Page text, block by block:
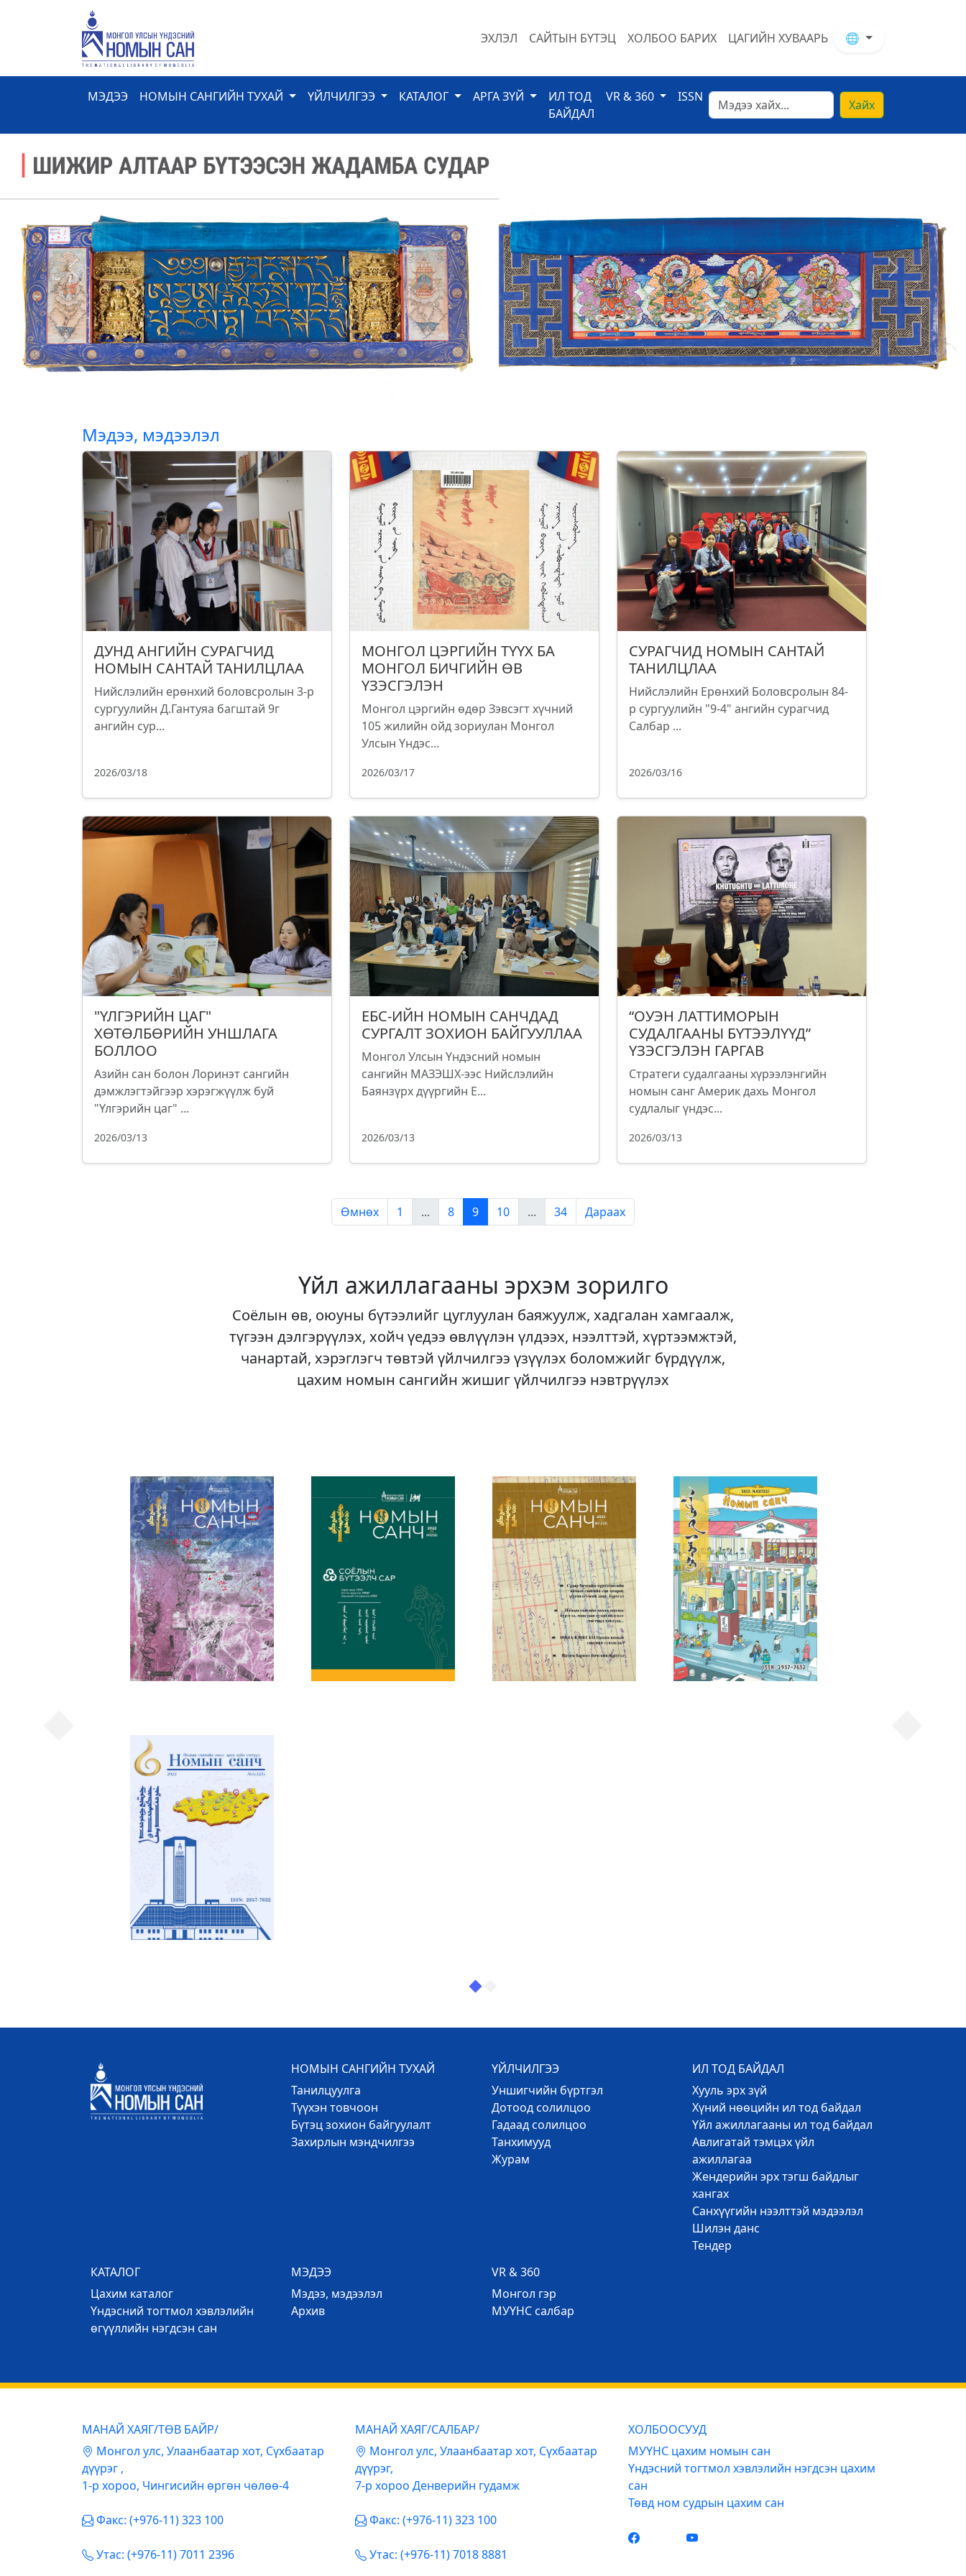
ЭХЛЭЛ САЙТЫН БҮТЭЦ ХОЛБОО БАРИХ ЦАГИЙН ХУВААРЬ 🌐
МЭДЭЭ НОМЫН САНГИЙН ТУХАЙ ҮЙЛЧИЛГЭЭ КАТАЛОГ АРГА ЗҮЙ
ИЛ ТОД
БАЙДАЛ
VR & 360 ISSN
Хайх
Previous Next
Мэдээ, мэдээлэл
ДУНД АНГИЙН СУРАГЧИД
НОМЫН САНТАЙ ТАНИЛЦЛАА
Нийслэлийн ерөнхий боловсролын 3-р
сургуулийн Д.Гантуяа багштай 9г
ангийн сур...
2026/03/18
МОНГОЛ ЦЭРГИЙН ТҮҮХ БА
МОНГОЛ БИЧГИЙН ӨВ
ҮЗЭСГЭЛЭН
Монгол цэргийн өдөр Зэвсэгт хүчний
105 жилийн ойд зориулан Монгол
Улсын Үндэс...
2026/03/17
СУРАГЧИД НОМЫН САНТАЙ
ТАНИЛЦЛАА
Нийслэлийн Ерөнхий Боловсролын 84-
р сургуулийн "9-4" ангийн сурагчид
Салбар ...
2026/03/16
"ҮЛГЭРИЙН ЦАГ"
ХӨТӨЛБӨРИЙН УНШЛАГА
БОЛЛОО
Азийн сан болон Лоринэт сангийн
дэмжлэгтэйгээр хэрэгжүүлж буй
"Үлгэрийн цаг" ...
2026/03/13
ЕБС-ИЙН НОМЫН САНЧДАД
СУРГАЛТ ЗОХИОН БАЙГУУЛЛАА
Монгол Улсын Үндэсний номын
сангийн МАЗЭШХ-ээс Нийслэлийн
Баянзүрх дүүргийн Е...
2026/03/13
“ОУЭН ЛАТТИМОРЫН
СУДАЛГААНЫ БҮТЭЭЛҮҮД”
ҮЗЭСГЭЛЭН ГАРГАВ
Стратеги судалгааны хүрээлэнгийн
номын санг Америк дахь Монгол
судлалыг үндэс...
2026/03/13
Өмнөх 1 ... 8 9 10 ... 34 Дараах
Үйл ажиллагааны эрхэм зорилго
Соёлын өв, оюуны бүтээлийг цуглуулан баяжуулж, хадгалан хамгаалж,
түгээн дэлгэрүүлэх, хойч үедээ өвлүүлэн үлдээх, нээлттэй, хүртээмжтэй,
чанартай, хэрэглэгч төвтэй үйлчилгээ үзүүлэх боломжийг бүрдүүлж,
цахим номын сангийн жишиг үйлчилгээ нэвтрүүлэх
НОМЫН САНГИЙН ТУХАЙ
Танилцуулга
Түүхэн товчоон
Бүтэц зохион байгуулалт
Захирлын мэндчилгээ
ҮЙЛЧИЛГЭЭ
Уншигчийн бүртгэл
Дотоод солилцоо
Гадаад солилцоо
Танхимууд
Журам
ИЛ ТОД БАЙДАЛ
Хууль эрх зүй
Хүний нөөцийн ил тод байдал
Үйл ажиллагааны ил тод байдал
Авлигатай тэмцэх үйл
ажиллагаа
Жендерийн эрх тэгш байдлыг
хангах
Санхүүгийн нээлттэй мэдээлэл
Шилэн данс
Тендер
КАТАЛОГ
Цахим каталог
Үндэсний тогтмол хэвлэлийн
өгүүллийн нэгдсэн сан
МЭДЭЭ
Mэдээ, мэдээлэл
Архив
VR & 360
Mонгол гэр
МУҮНС салбар
МАНАЙ ХАЯГ/ТӨВ БАЙР/
Mонгол улс, Улаанбаатар хот, Сүхбаатар
дүүрэг ,
1-р хороо, Чингисийн өргөн чөлөө-4
Факс: (+976-11) 323 100
Утас: (+976-11) 7011 2396
МАНАЙ ХАЯГ/САЛБАР/
Mонгол улс, Улаанбаатар хот, Сүхбаатар
дүүрэг,
7-р хороо Денверийн гудамж
Факс: (+976-11) 323 100
Утас: (+976-11) 7018 8881
ХОЛБООСУУД
МУҮНС цахим номын сан
Үндэсний тогтмол хэвлэлийн нэгдсэн цахим
сан
Төвд ном судрын цахим сан